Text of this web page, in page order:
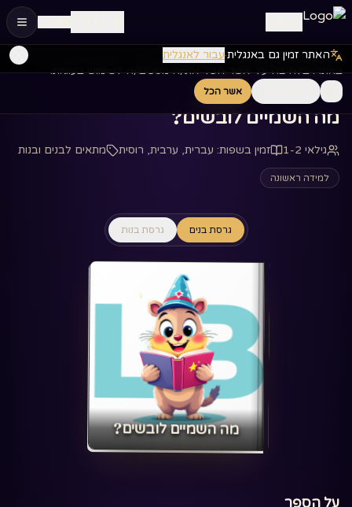
האתר זמין גם באנגלית·עבור לאנגלית
אנחנו משתמשים בעוגיות כדי לשפר את החוויה שלך ולנתח את השימוש
באתר. בלחיצה על 'אשר הכל' את/ה מסכים/ה לשימוש בעוגיות.
אשר הכל
דף הבית ספרים ‏מה השמיים לובשים?‏
‏מה השמיים לובשים?‏
גילאי 1-2 זמין בשפות: עברית, ערבית, רוסית מתאים לבנים ובנות
למידה ראשונה
גרסת בנים גרסת בנות
‏מה השמיים לובשים?‏
על הספר